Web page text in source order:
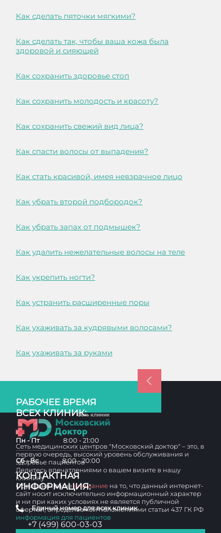
Как сделать пяточки мягкими?
Как сделать так, чтобы ваша кожа была
здоровой и сияющей
Как сохранить здоровье стоп
Как сохранить молодость и красоту?
Как сохранить свежий вид лица?
Как спасти волосы от выпадения?
Как стать красивой, имея невзрачное лицо
Как убрать второй подбородок?
Как убрать запах от подмышек?
Как удалить нежелательные волосы на теле
Как укрепить ногти?
Как устранить расширенные поры
Как ухаживать за кудрявыми волосами?
Как ухаживать за руками
РАБОЧЕЕ ВРЕМЯ
ВСЕХ КЛИНИК:
Пн - Пт 8:00 - 21:00
Сб - Вс 8:00 - 20:00
КОНТАКТНАЯ
ИНФОРМАЦИЯ:
Единый номер для всех клиник
+7 (499) 600-03-03
Сеть медицинских центров "Московский доктор" – это, в
первую очередь, высокий уровень обслуживания и
здоровье пациентов
Делитесь впечатлениями о вашем визите в нашу
клинику
Обращаем вашевнимание на то, что данный интернет-
сайт носит исключительно информационный характер
и ни при каких условиях не является публичной
офертой, определяемой положениями статьи 437 ГК РФ
информация для пациентов